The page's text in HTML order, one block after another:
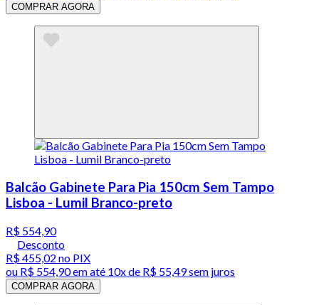
COMPRAR AGORA
Balcão Gabinete Para Pia 150cm Sem Tampo
Lisboa - Lumil Branco-preto
R$ 554,90
Desconto
R$ 455,02 no PIX
ou R$ 554,90em até 10x de R$ 55,49 sem juros
COMPRAR AGORA